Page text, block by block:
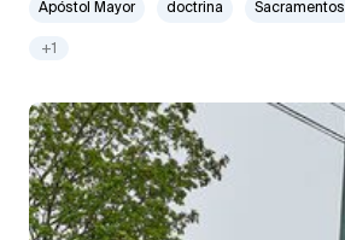
Apóstol Mayor doctrina Sacramentos
+1